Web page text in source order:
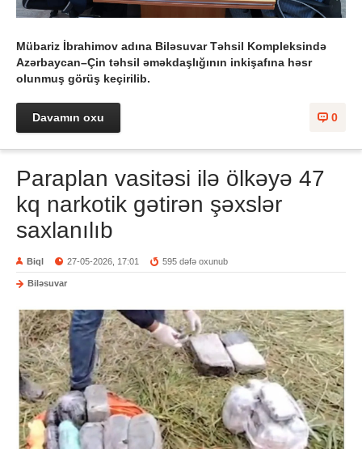
Mübariz İbrahimov adına Biləsuvar Təhsil Kompleksində
Azərbaycan–Çin təhsil əməkdaşlığının inkişafına həsr
olunmuş görüş keçirilib.
0
Davamın oxu
Paraplan vasitəsi ilə ölkəyə 47
kq narkotik gətirən şəxslər
saxlanılıb
Biql 27-05-2026, 17:01 595 dəfə oxunub
Biləsuvar